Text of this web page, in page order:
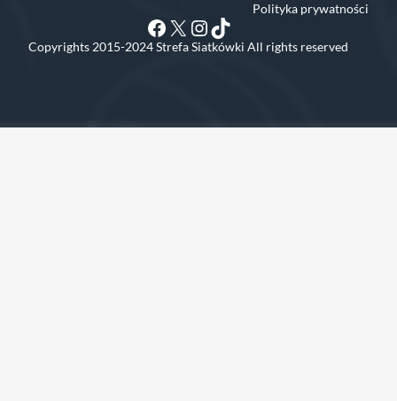
Polityka prywatności
Facebook
X Instagram
TikTok
Copyrights 2015-2024 Strefa Siatkówki All rights reserved